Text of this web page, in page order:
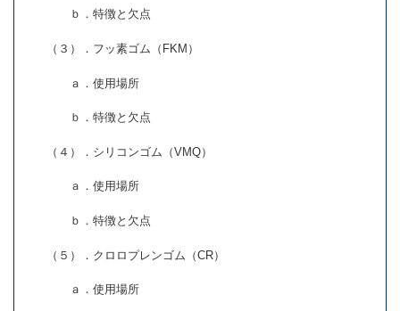
ｂ．特徴と欠点
（３）．フッ素ゴム（FKM）
ａ．使用場所
ｂ．特徴と欠点
（４）．シリコンゴム（VMQ）
ａ．使用場所
ｂ．特徴と欠点
（５）．クロロプレンゴム（CR）
ａ．使用場所